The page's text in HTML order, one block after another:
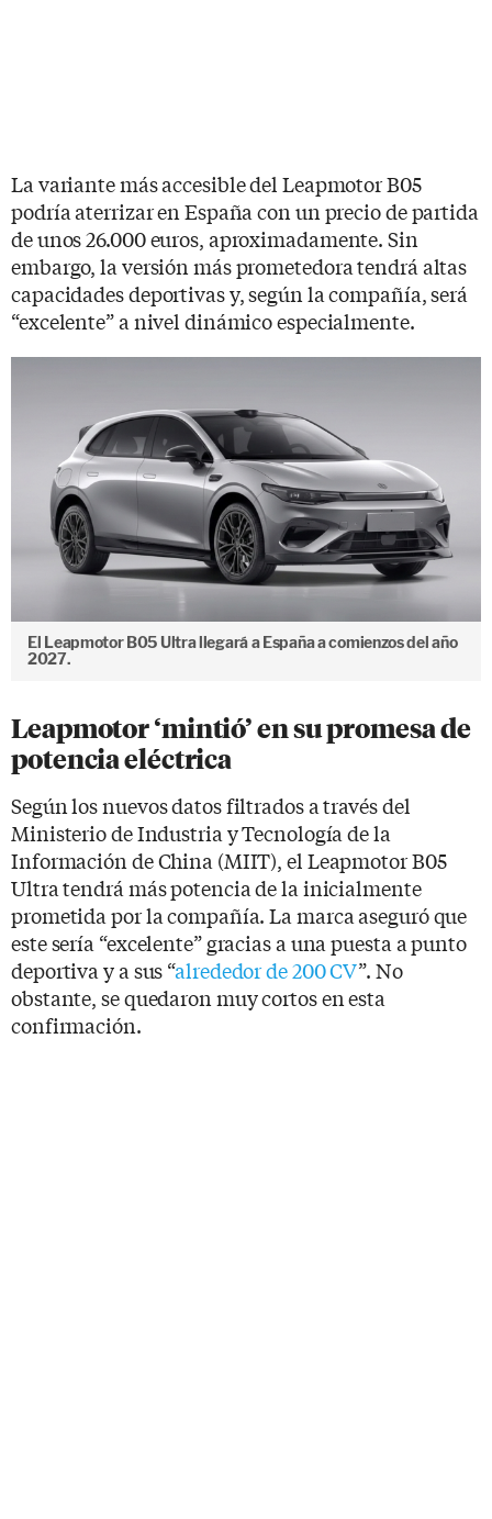
La variante más accesible del Leapmotor B05
podría aterrizar en España con un precio de partida
de unos 26.000 euros, aproximadamente. Sin
embargo, la versión más prometedora tendrá altas
capacidades deportivas y, según la compañía, será
“excelente” a nivel dinámico especialmente.
El Leapmotor B05 Ultra llegará a España a comienzos del año
2027.
Leapmotor ‘mintió’ en su promesa de
potencia eléctrica
Según los nuevos datos filtrados a través del
Ministerio de Industria y Tecnología de la
Información de China (MIIT), el Leapmotor B05
Ultra tendrá más potencia de la inicialmente
prometida por la compañía. La marca aseguró que
este sería “excelente” gracias a una puesta a punto
deportiva y a sus “alrededor de 200 CV”. No
obstante, se quedaron muy cortos en esta
confirmación.